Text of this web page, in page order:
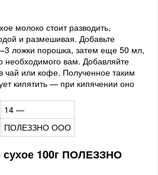
молоко стоит разводить,
и размешивая. Добавьте
ложки порошка, затем еще 50 мл,
необходимого вам. Добавляйте
чай или кофе. Полученное таким
кипятить — при кипячении оно
14 —
ПОЛЕЗЗНО ООО
сухое 100г ПОЛЕЗЗНО